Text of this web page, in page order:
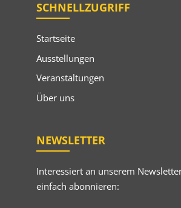
SCHNELLZUGRIFF
Startseite
Ausstellungen
Veranstaltungen
Über uns
NEWSLETTER
Interessiert an unserem
einfach abonnieren: